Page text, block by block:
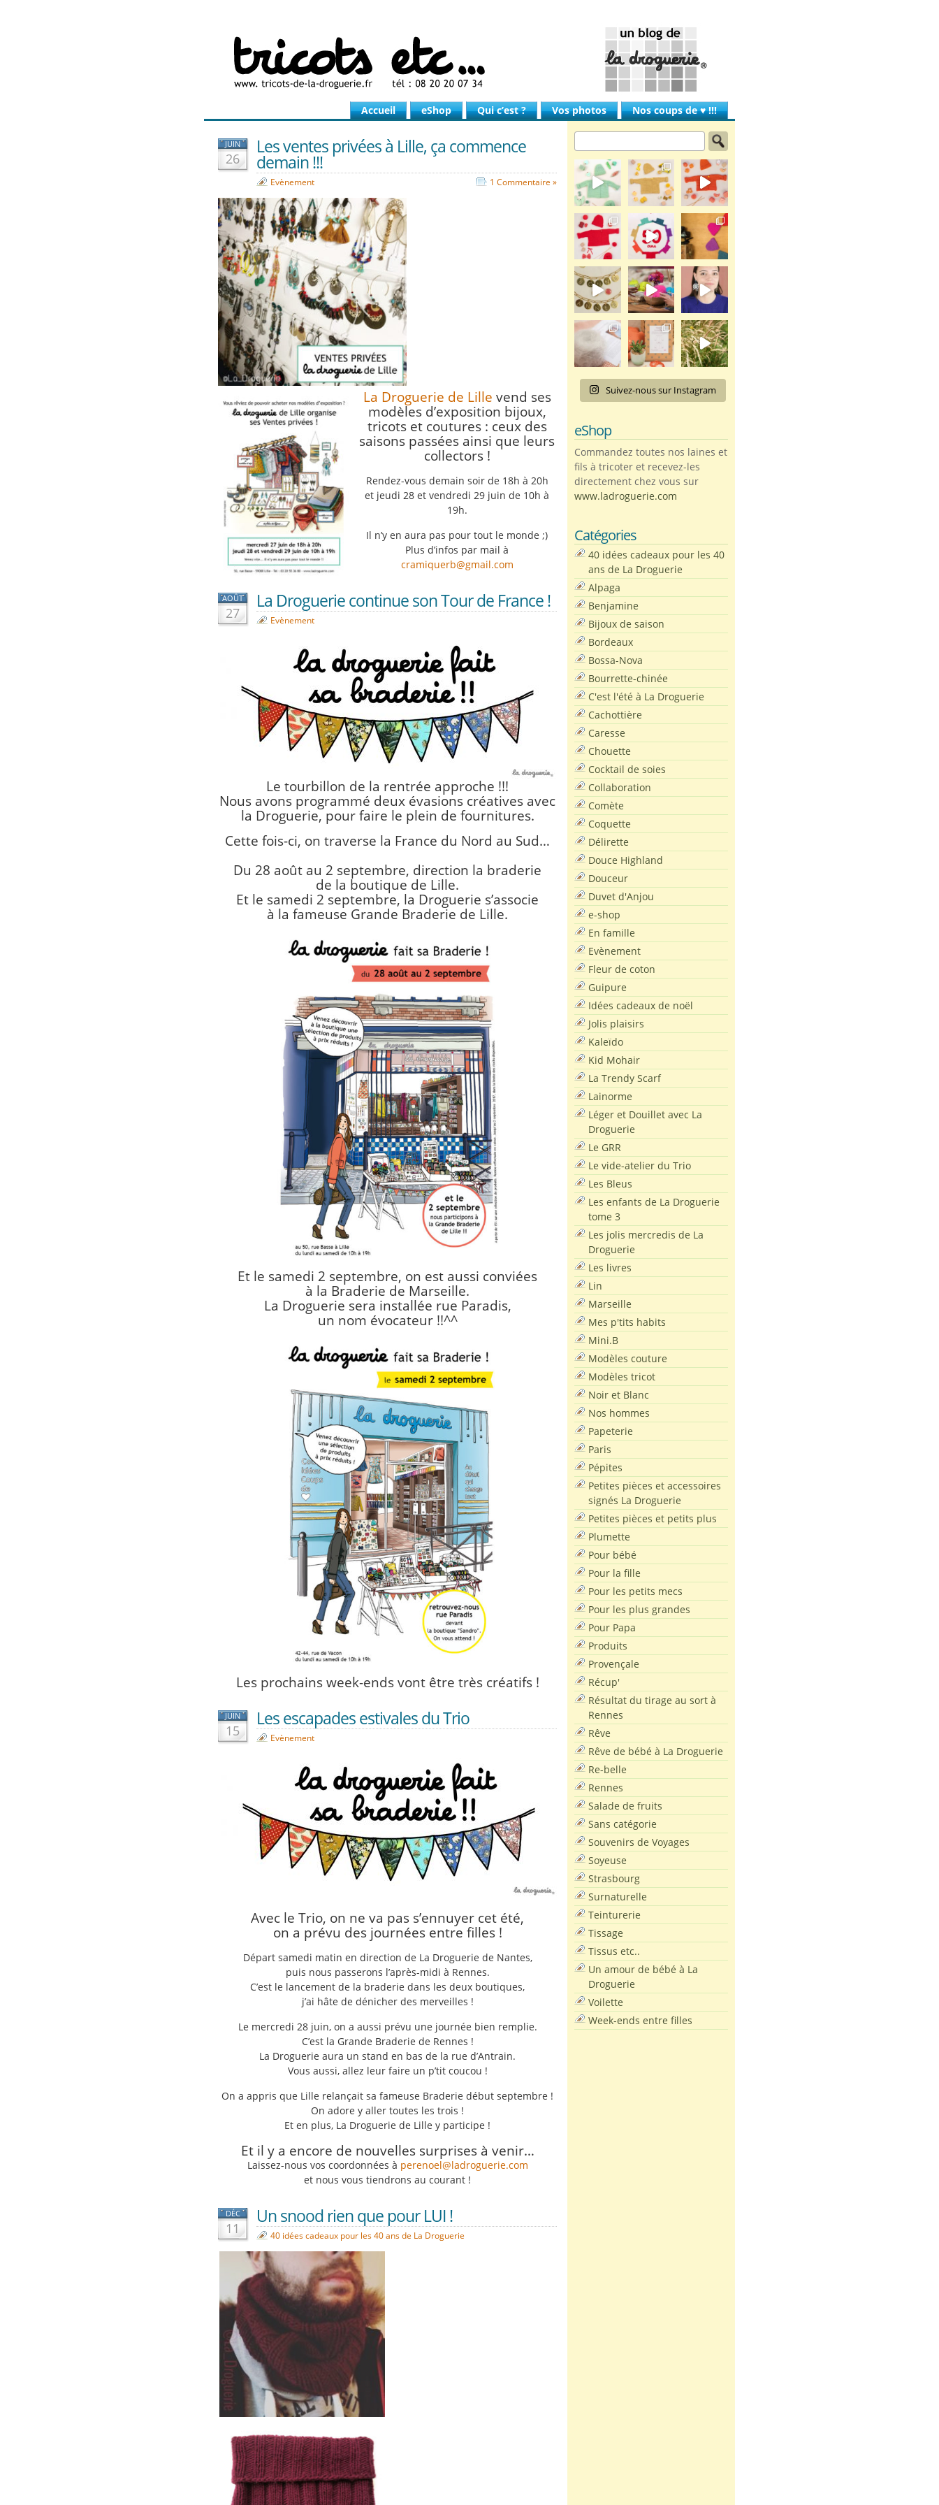
Accueil eShop Qui c’est ? Vos photos Nos coups de ♥ !!!
JUIN
26
Les ventes privées à Lille, ça commence
demain !!!
Evènement 1 Commentaire »
La Droguerie de Lille vend ses
modèles d’exposition bijoux,
tricots et coutures : ceux des
saisons passées ainsi que leurs
collectors !
Rendez-vous demain soir de 18h à 20h
et jeudi 28 et vendredi 29 juin de 10h à
19h.
Il n’y en aura pas pour tout le monde ;)
Plus d’infos par mail à
cramiquerb@gmail.com
AOÛT
27
La Droguerie continue son Tour de France !
Evènement
Le tourbillon de la rentrée approche !!!
Nous avons programmé deux évasions créatives avec
la Droguerie, pour faire le plein de fournitures.
Cette fois-ci, on traverse la France du Nord au Sud…
Du 28 août au 2 septembre, direction la braderie
de la boutique de Lille.
Et le samedi 2 septembre, la Droguerie s’associe
à la fameuse Grande Braderie de Lille.
Et le samedi 2 septembre, on est aussi conviées
à la Braderie de Marseille.
La Droguerie sera installée rue Paradis,
un nom évocateur !!^^
Les prochains week-ends vont être très créatifs !
JUIN
15
Les escapades estivales du Trio
Evènement
Avec le Trio, on ne va pas s’ennuyer cet été,
on a prévu des journées entre filles !
Départ samedi matin en direction de La Droguerie de Nantes,
puis nous passerons l’après-midi à Rennes.
C’est le lancement de la braderie dans les deux boutiques,
j’ai hâte de dénicher des merveilles !
Le mercredi 28 juin, on a aussi prévu une journée bien remplie.
C’est la Grande Braderie de Rennes !
La Droguerie aura un stand en bas de la rue d’Antrain.
Vous aussi, allez leur faire un p’tit coucou !
On a appris que Lille relançait sa fameuse Braderie début septembre !
On adore y aller toutes les trois !
Et en plus, La Droguerie de Lille y participe !
Et il y a encore de nouvelles surprises à venir…
Laissez-nous vos coordonnées à perenoel@ladroguerie.com
et nous vous tiendrons au courant !
DÉC
11
Un snood rien que pour LUI !
40 idées cadeaux pour les 40 ans de La Droguerie
Suivez-nous sur Instagram
eShop
Commandez toutes nos laines et
fils à tricoter et recevez-les
directement chez vous sur
www.ladroguerie.com
Catégories
40 idées cadeaux pour les 40
ans de La Droguerie
Alpaga
Benjamine
Bijoux de saison
Bordeaux
Bossa-Nova
Bourrette-chinée
C'est l'été à La Droguerie
Cachottière
Caresse
Chouette
Cocktail de soies
Collaboration
Comète
Coquette
Délirette
Douce Highland
Douceur
Duvet d'Anjou
e-shop
En famille
Evènement
Fleur de coton
Guipure
Idées cadeaux de noël
Jolis plaisirs
Kaleïdo
Kid Mohair
La Trendy Scarf
Lainorme
Léger et Douillet avec La
Droguerie
Le GRR
Le vide-atelier du Trio
Les Bleus
Les enfants de La Droguerie
tome 3
Les jolis mercredis de La
Droguerie
Les livres
Lin
Marseille
Mes p'tits habits
Mini.B
Modèles couture
Modèles tricot
Noir et Blanc
Nos hommes
Papeterie
Paris
Pépites
Petites pièces et accessoires
signés La Droguerie
Petites pièces et petits plus
Plumette
Pour bébé
Pour la fille
Pour les petits mecs
Pour les plus grandes
Pour Papa
Produits
Provençale
Récup'
Résultat du tirage au sort à
Rennes
Rêve
Rêve de bébé à La Droguerie
Re-belle
Rennes
Salade de fruits
Sans catégorie
Souvenirs de Voyages
Soyeuse
Strasbourg
Surnaturelle
Teinturerie
Tissage
Tissus etc..
Un amour de bébé à La
Droguerie
Voilette
Week-ends entre filles